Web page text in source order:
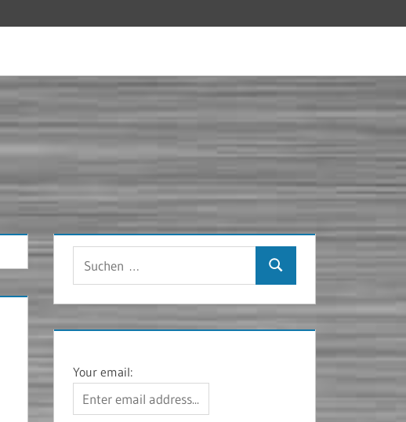
Suchen
Your email: